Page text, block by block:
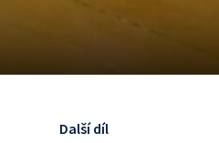
Další díl